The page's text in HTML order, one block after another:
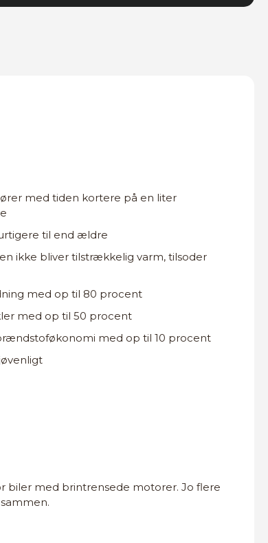
med tiden kortere på en liter
til end ældre
ikke bliver tilstrækkelig varm, tilsoder
med op til 80 procent
med op til 50 procent
med op til 10 procent
med brintrensede motorer. Jo flere